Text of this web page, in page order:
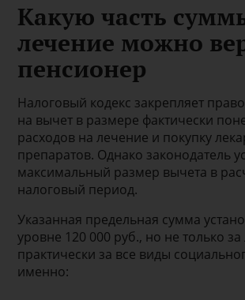
Какую часть
лечение можно
пенсионер
Налоговый кодекс закрепляет
на вычет в размере фактически
расходов на лечение и покупку
препаратов. Однако законодатель
максимальный размер вычета в
налоговый период.
Указанная предельная сумма
уровне 120 000 руб., но не только
практически за все виды
именно: